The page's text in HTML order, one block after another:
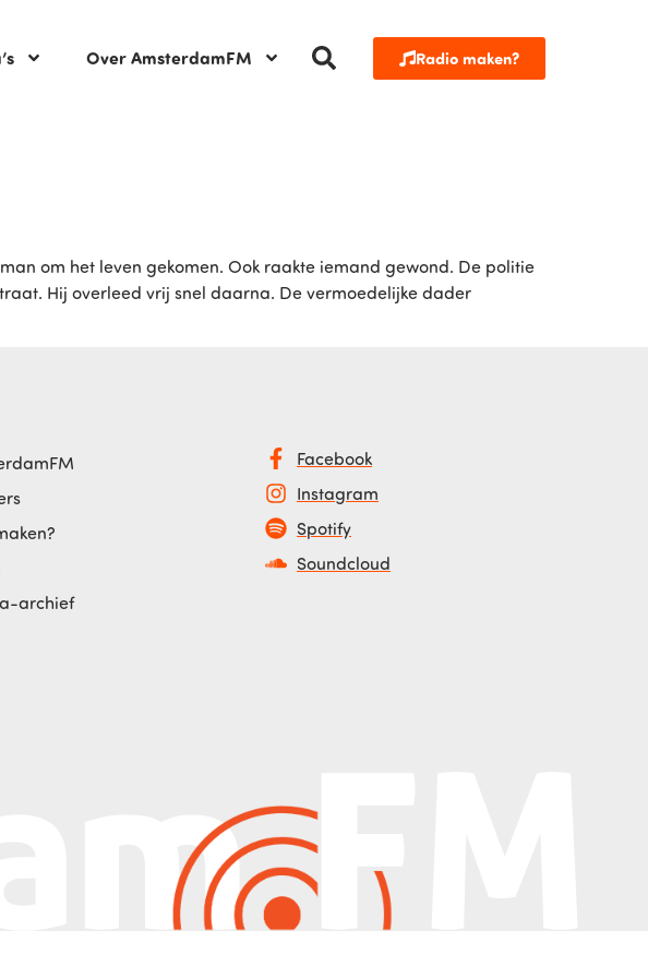
Over AmsterdamFM Radio maken?
om het leven gekomen. Ook raakte iemand gewond. De politie
Hij overleed vrij snel daarna. De vermoedelijke dader
archief
Facebook
Instagram
Spotify
Soundcloud